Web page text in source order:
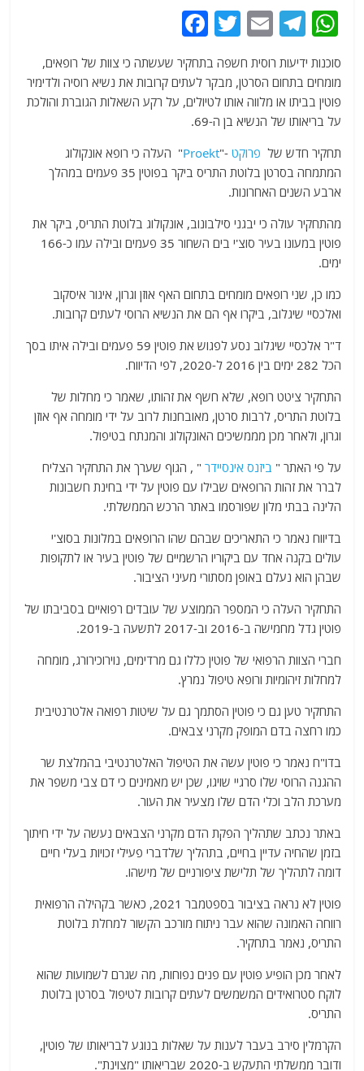
W
at
s
A
p
p
T
e
g
ra
m
E
ai
l
T
itt
er
c
e
o
o
סוכנות ידיעות רוסית חשפה בתחקיר שעשתה כי צוות של רופאים,
מומחים בתחום הסרטן, מבקר לעתים קרובות את נשיא רוסיה ולדימיר
פוטין בביתו או מלווה אותו לטיולים, על רקע השאלות הגוברת והולכת
על בריאותו של הנשיא בן ה-69.
תחקיר חדש של פרוקט -"
Proekt" העלה כי רופא אונקולוג
המתמחה בסרטן בלוטת התריס ביקר בפוטין 35 פעמים במהלך
ארבע השנים האחרונות.
מהתחקיר עולה כי יבגני סילבונוב, אונקולוג בלוטת התריס, ביקר את
פוטין במעונו בעיר סוצ'י בים השחור 35 פעמים ובילה עמו כ-166
ימים.
כמו כן, שני רופאים מומחים בתחום האף אוזן וגרון, איגור איסקוב
ואלכסיי שיגלוב, ביקרו אף הם את הנשיא הרוסי לעתים קרובות.
ד"ר אלכסיי שיגלוב נסע לפגוש את פוטין 59 פעמים ובילה איתו בסך
הכל 282 ימים בין 2016 ל-2020, לפי הדיווח.
התחקיר ציטט רופא, שלא חשף את זהותו, שאמר כי מחלות של
בלוטת התריס, לרבות סרטן, מאובחנות לרוב על ידי מומחה אף אוזן
וגרון, ולאחר מכן מממשיכים האונקולוג והמנתח בטיפול.
על פי האתר " ביזנס אינסיידר " , הגוף שערך את התחקיר הצליח
לברר את זהות הרופאים שבילו עם פוטין על ידי בחינת חשבונות
הלינה בבתי מלון שפורסמו באתר הרכש הממשלתי.
בדיווח נאמר כי התאריכים שבהם שהו הרופאים במלונות בסוצ'י
עולים בקנה אחד עם ביקוריו הרשמיים של פוטין בעיר או לתקופות
שבהן הוא נעלם באופן מסתורי מעיני הציבור.
התחקיר העלה כי המספר הממוצע של עובדים רפואיים בסביבתו של
פוטין גדל מחמישה ב-2016 וב-2017 לתשעה ב-2019.
חברי הצוות הרפואי של פוטין כללו גם מרדימים, נוירוכירורג, מומחה
למחלות זיהומיות ורופא טיפול נמרץ.
התחקיר טען גם כי פוטין הסתמך גם על שיטות רפואה אלטרנטיבית
כמו רחצה בדם המופק מקרני צבאים.
בדו"ח נאמר כי פוטין עשה את הטיפול האלטרנטיבי בהמלצת שר
ההגנה הרוסי שלו סרגיי שויגו, שכן יש מאמינים כי דם צבי משפר את
מערכת הלב וכלי הדם שלו מצעיר את העור.
באתר נכתב שתהליך הפקת הדם מקרני הצבאים נעשה על ידי חיתוך
בזמן שהחיה עדיין בחיים, בתהליך שלדברי פעילי זכויות בעלי חיים
דומה לתהליך של תלישת ציפורניים של מישהו.
פוטין לא נראה בציבור בספטמבר 2021, כאשר בקהילה הרפואית
רווחה האמונה שהוא עבר ניתוח מורכב הקשור למחלת בלוטת
התריס, נאמר בתחקיר.
לאחר מכן הופיע פוטין עם פנים נפוחות, מה שגרם לשמועות שהוא
לוקח סטרואידים המשמשים לעתים קרובות לטיפול בסרטן בלוטת
התריס.
הקרמלין סירב בעבר לענות על שאלות בנוגע לבריאותו של פוטין,
ודובר ממשלתי התעקש ב-2020 שבריאותו "מצוינת".